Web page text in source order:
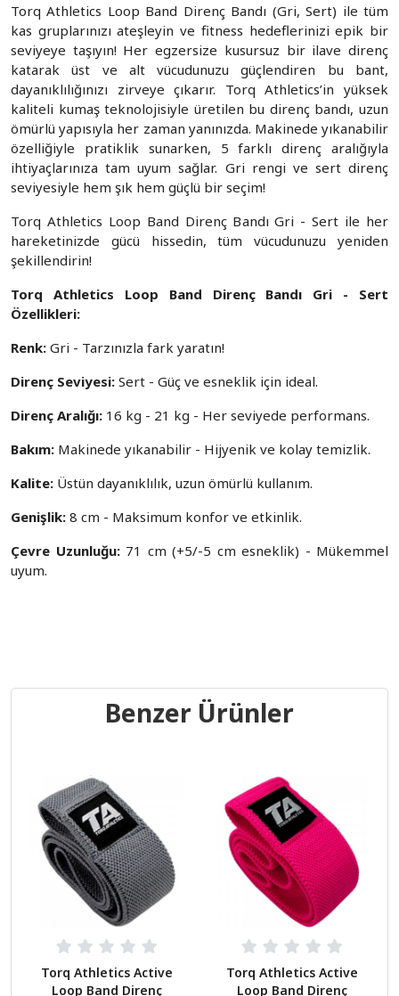
Torq Athletics Loop Band Direnç Bandı (Gri, Sert) ile tüm
kas gruplarınızı ateşleyin ve fitness hedeflerinizi epik bir
seviyeye taşıyın! Her egzersize kusursuz bir ilave direnç
katarak üst ve alt vücudunuzu güçlendiren bu bant,
dayanıklılığınızı zirveye çıkarır. Torq Athletics’in yüksek
kaliteli kumaş teknolojisiyle üretilen bu direnç bandı, uzun
ömürlü yapısıyla her zaman yanınızda. Makinede yıkanabilir
özelliğiyle pratiklik sunarken, 5 farklı direnç aralığıyla
ihtiyaçlarınıza tam uyum sağlar. Gri rengi ve sert direnç
seviyesiyle hem şık hem güçlü bir seçim!
Torq Athletics Loop Band Direnç Bandı Gri - Sert ile her
hareketinizde gücü hissedin, tüm vücudunuzu yeniden
şekillendirin!
Torq Athletics Loop Band Direnç Bandı Gri - Sert
Özellikleri:
Renk: Gri - Tarzınızla fark yaratın!
Direnç Seviyesi: Sert - Güç ve esneklik için ideal.
Direnç Aralığı: 16 kg - 21 kg - Her seviyede performans.
Bakım: Makinede yıkanabilir - Hijyenik ve kolay temizlik.
Kalite: Üstün dayanıklılık, uzun ömürlü kullanım.
Genişlik: 8 cm - Maksimum konfor ve etkinlik.
Çevre Uzunluğu:71 cm (+5/-5 cm esneklik) - Mükemmel
uyum.
Benzer Ürünler
Torq Athletics Active
Loop Band Direnç
Torq Athletics Active
Loop Band Direnç